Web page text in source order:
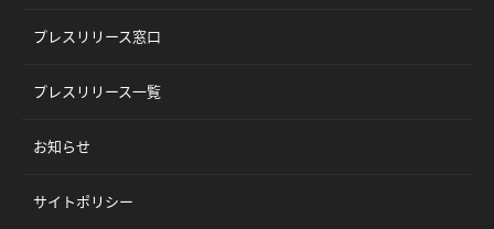
プレスリリース窓口
プレスリリース一覧
お知らせ
サイトポリシー